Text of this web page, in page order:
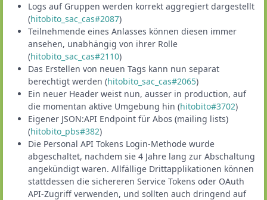
Logs auf Gruppen werden korrekt aggregiert dargestellt
(hitobito_sac_cas#2087)
Teilnehmende eines Anlasses können diesen immer
ansehen, unabhängig von ihrer Rolle
(hitobito_sac_cas#2110)
Das Erstellen von neuen Tags kann nun separat
berechtigt werden (hitobito_sac_cas#2065)
Ein neuer Header weist nun, ausser in production, auf
die momentan aktive Umgebung hin (hitobito#3702)
Eigener JSON:API Endpoint für Abos (mailing lists)
(hitobito_pbs#382)
Die Personal API Tokens Login-Methode wurde
abgeschaltet, nachdem sie 4 Jahre lang zur Abschaltung
angekündigt waren. Allfällige Drittapplikationen können
stattdessen die sichereren Service Tokens oder OAuth
API-Zugriff verwenden, und sollten auch dringend auf